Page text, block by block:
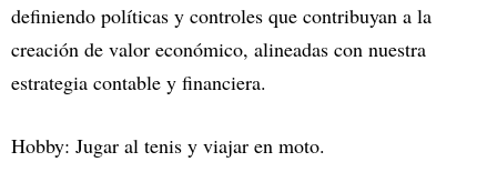
definiendo políticas y controles que contribuyan a la
creación de valor económico, alineadas con nuestra
estrategia contable y financiera.
Hobby: Jugar al tenis y viajar en moto.